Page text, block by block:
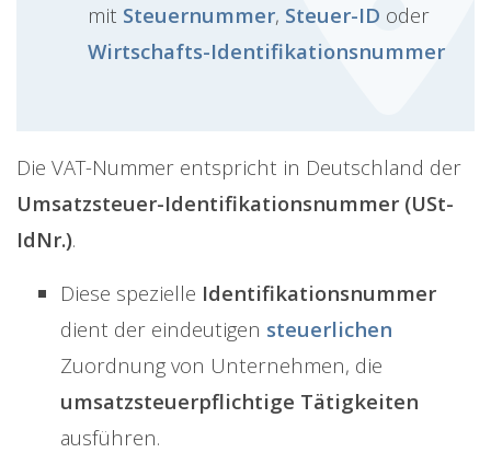
mit Steuernummer, Steuer-ID oder
Wirtschafts-Identifikationsnummer
Die VAT-Nummer entspricht in Deutschland der
Umsatzsteuer-Identifikationsnummer (USt-
IdNr.).
Diese spezielle Identifikationsnummer
dient der eindeutigen steuerlichen
Zuordnung von Unternehmen, die
umsatzsteuerpflichtige Tätigkeiten
ausführen.